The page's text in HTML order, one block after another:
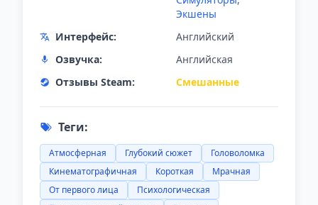
Экшены
Интерфейс:
Английский
Озвучка:
Английская
Отзывы Steam:
Смешанные
Теги:
Атмосферная Глубокий сюжет
Головоломка
Кинематографичная
Короткая
Мрачная
От первого лица
Психологическая